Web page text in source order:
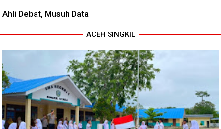
Ahli Debat, Musuh Data
ACEH SINGKIL